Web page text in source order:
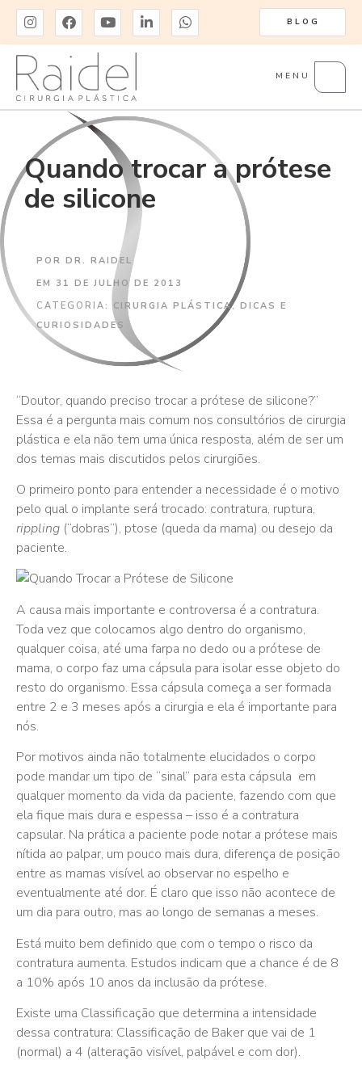
BLOG
MENU
Quando trocar a prótese
de silicone
POR DR. RAIDEL
EM 31 DE JULHO DE 2013
CATEGORIA:CIRURGIA PLÁSTICA, DICAS E
CURIOSIDADES
“Doutor, quando preciso trocar a prótese de silicone?”
Essa é a pergunta mais comum nos consultórios de cirurgia
plástica e ela não tem uma única resposta, além de ser um
dos temas mais discutidos pelos cirurgiões.
O primeiro ponto para entender a necessidade é o motivo
pelo qual o implante será trocado: contratura, ruptura,
rippling (“dobras”), ptose (queda da mama) ou desejo da
paciente.
A causa mais importante e controversa é a contratura.
Toda vez que colocamos algo dentro do organismo,
qualquer coisa, até uma farpa no dedo ou a prótese de
mama, o corpo faz uma cápsula para isolar esse objeto do
resto do organismo. Essa cápsula começa a ser formada
entre 2 e 3 meses após a cirurgia e ela é importante para
nós.
Por motivos ainda não totalmente elucidados o corpo
pode mandar um tipo de “sinal” para esta cápsula em
qualquer momento da vida da paciente, fazendo com que
ela fique mais dura e espessa – isso é a contratura
capsular. Na prática a paciente pode notar a prótese mais
nítida ao palpar, um pouco mais dura, diferença de posição
entre as mamas visível ao observar no espelho e
eventualmente até dor. É claro que isso não acontece de
um dia para outro, mas ao longo de semanas a meses.
Está muito bem definido que com o tempo o risco da
contratura aumenta. Estudos indicam que a chance é de 8
a 10% após 10 anos da inclusão da prótese.
Existe uma Classificação que determina a intensidade
dessa contratura: Classificação de Baker que vai de 1
(normal) a 4 (alteração visível, palpável e com dor).